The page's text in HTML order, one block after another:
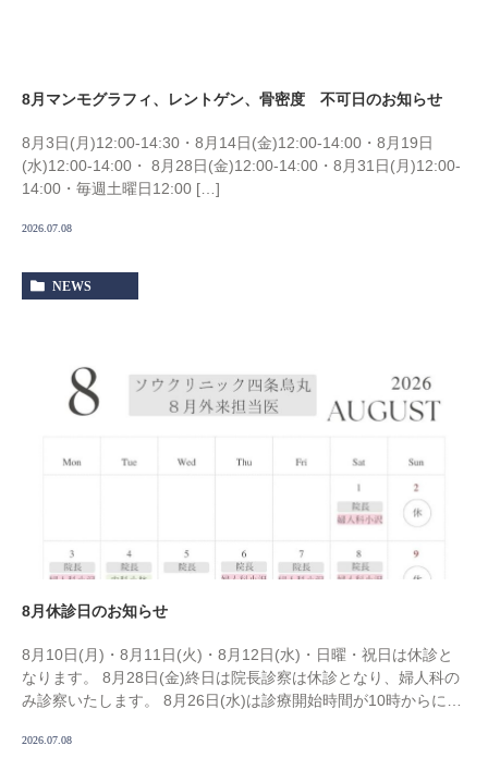
8月マンモグラフィ、レントゲン、骨密度 不可日のお知らせ
8月3日(月)12:00-14:30・8月14日(金)12:00-14:00・8月19日
(水)12:00-14:00・ 8月28日(金)12:00-14:00・8月31日(月)12:00-
14:00・毎週土曜日12:00 […]
2026.07.08
NEWS
8月休診日のお知らせ
8月10日(月)・8月11日(火)・8月12日(水)・日曜・祝日は休診と
なります。 8月28日(金)終日は院長診察は休診となり、婦人科の
み診察いたします。 8月26日(水)は診療開始時間が10時からに変
2026.07.08